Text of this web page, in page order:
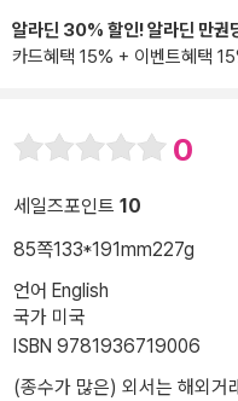
알라딘 30% 할인! 알라딘 만권
카드혜택 15% + 이벤트혜택
0
세일즈포인트 10
85쪽133*191mm227g
언어 English
국가 미국
ISBN 9781936719006
(종수가 많은) 외서는 해외거